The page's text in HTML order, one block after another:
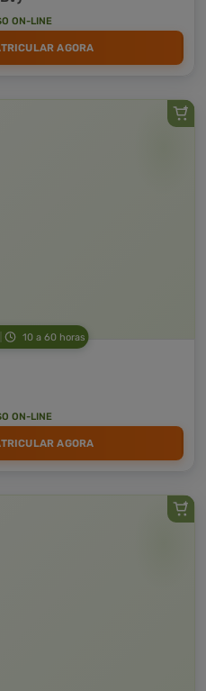
ON-LINE
AGORA
10 a 60 horas
ON-LINE
AGORA